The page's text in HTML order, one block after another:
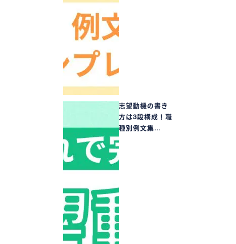
志望動機の書き
方は3段構成！職
種別例文集…